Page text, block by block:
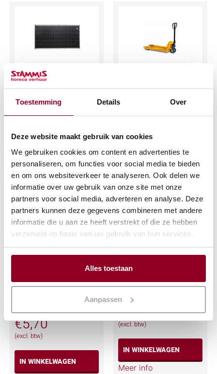
Toestemming Details Over
Deze website maakt gebruik van cookies
We gebruiken cookies om content en advertenties te
personaliseren, om functies voor social media te bieden
en om ons websiteverkeer te analyseren. Ook delen we
informatie over uw gebruik van onze site met onze
partners voor social media, adverteren en analyse. Deze
partners kunnen deze gegevens combineren met andere
informatie die u aan ze heeft verstrekt of die ze hebben
verzameld op basis van uw gebruik van hun services.
Alles toestaan
Aanpassen
Evenementenhek
€9,49
IN WINKELWAGEN
Meer info
€15,17
IN WINKELWAGEN
Meer info
Vergaar-/telbak
€5,70
(excl. btw)
IN WINKELWAGEN
Kassalade met
€14,55
(excl. btw)
IN WINKELWAGEN
Meer info